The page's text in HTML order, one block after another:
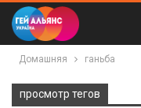
Домашняя ганьба
просмотр тегов